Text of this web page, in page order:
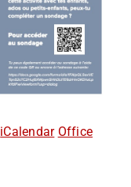
iCalendar Office